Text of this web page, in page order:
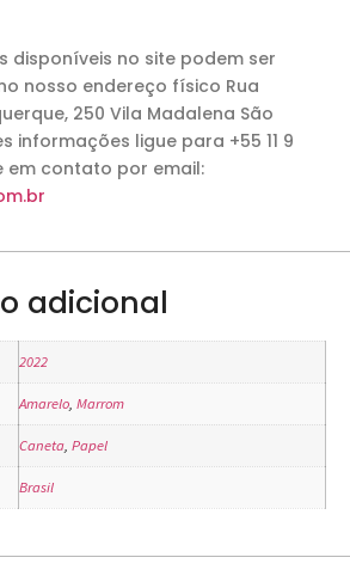
disponíveis no site podem ser
nosso endereço físico Rua
250 Vila Madalena São
informações ligue para +55 11 9
em contato por email:
adicional
2022
Amarelo Marrom
Caneta Papel
Brasil